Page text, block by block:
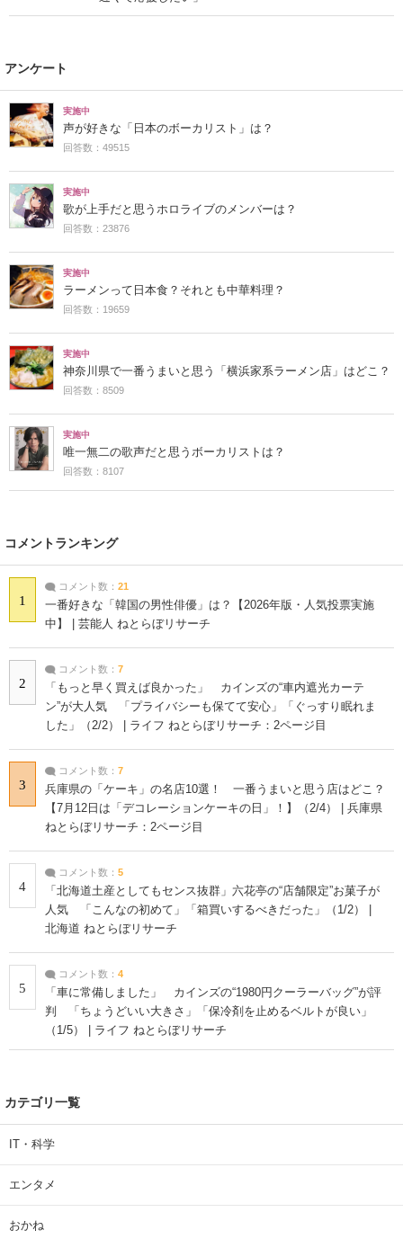
アンケート
実施中
声が好きな「日本のボーカリスト」は？
回答数：49515
実施中
歌が上手だと思うホロライブのメンバーは？
回答数：23876
実施中
ラーメンって日本食？それとも中華料理？
回答数：19659
実施中
神奈川県で一番うまいと思う「横浜家系ラーメン店」はどこ？
回答数：8509
実施中
唯一無二の歌声だと思うボーカリストは？
回答数：8107
コメントランキング
1
コメント数： 21
一番好きな「韓国の男性俳優」は？【2026年版・人気投票実施
中】 | 芸能人 ねとらぼリサーチ
2
コメント数： 7
「もっと早く買えば良かった」 カインズの“車内遮光カーテ
ン”が大人気 「プライバシーも保てて安心」「ぐっすり眠れま
した」（2/2） | ライフ ねとらぼリサーチ：2ページ目
3
コメント数： 7
兵庫県の「ケーキ」の名店10選！ 一番うまいと思う店はどこ？
【7月12日は「デコレーションケーキの日」！】（2/4） | 兵庫県
ねとらぼリサーチ：2ページ目
4
コメント数： 5
「北海道土産としてもセンス抜群」六花亭の“店舗限定”お菓子が
人気 「こんなの初めて」「箱買いするべきだった」（1/2） |
北海道 ねとらぼリサーチ
5
コメント数： 4
「車に常備しました」 カインズの“1980円クーラーバッグ”が評
判 「ちょうどいい大きさ」「保冷剤を止めるベルトが良い」
（1/5） | ライフ ねとらぼリサーチ
カテゴリ一覧
IT・科学
エンタメ
おかね